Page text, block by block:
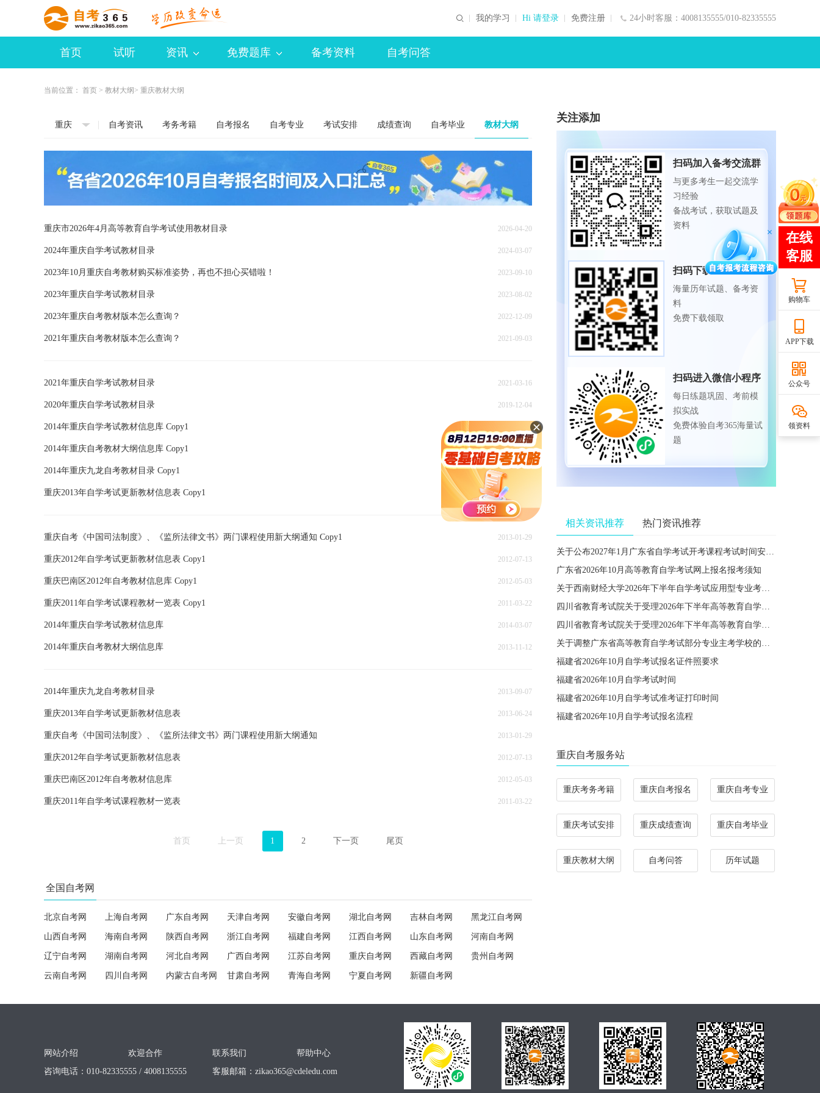
24小时客服：4008135555/010-82335555
我的学习 Hi 请登录 免费注册
首页 试听 资讯 免费题库 备考资料 自考问答
当前位置： 首页 > 教材大纲 > 重庆教材大纲
重庆 自考资讯 考务考籍 自考报名 自考专业 考试安排 成绩查询 自考毕业 教材大纲
重庆市2026年4月高等教育自学考试使用教材目录 2026-04-20
2024年重庆自学考试教材目录 2024-03-07
2023年10月重庆自考教材购买标准姿势，再也不担心买错啦！ 2023-09-10
2023年重庆自学考试教材目录 2023-08-02
2023年重庆自考教材版本怎么查询？ 2022-12-09
2021年重庆自考教材版本怎么查询？ 2021-09-03
2021年重庆自学考试教材目录 2021-03-16
2020年重庆自学考试教材目录 2019-12-04
2014年重庆自学考试教材信息库 Copy1 2014-03-07
2014年重庆自考教材大纲信息库 Copy1 2013-11-12
2014年重庆九龙自考教材目录 Copy1 2013-09-07
重庆2013年自学考试更新教材信息表 Copy1 2013-06-24
重庆自考《中国司法制度》、《监所法律文书》两门课程使用新大纲通知 Copy1 2013-01-29
重庆2012年自学考试更新教材信息表 Copy1 2012-07-13
重庆巴南区2012年自考教材信息库 Copy1 2012-05-03
重庆2011年自学考试课程教材一览表 Copy1 2011-03-22
2014年重庆自学考试教材信息库 2014-03-07
2014年重庆自考教材大纲信息库 2013-11-12
2014年重庆九龙自考教材目录 2013-09-07
重庆2013年自学考试更新教材信息表 2013-06-24
重庆自考《中国司法制度》、《监所法律文书》两门课程使用新大纲通知 2013-01-29
重庆2012年自学考试更新教材信息表 2012-07-13
重庆巴南区2012年自考教材信息库 2012-05-03
重庆2011年自学考试课程教材一览表 2011-03-22
首页 上一页 1 2 下一页 尾页
全国自考网
北京自考网 上海自考网 广东自考网 天津自考网 安徽自考网 湖北自考网 吉林自考网 黑龙江自考网
山西自考网 海南自考网 陕西自考网 浙江自考网 福建自考网 江西自考网 山东自考网 河南自考网
辽宁自考网 湖南自考网 河北自考网 广西自考网 江苏自考网 重庆自考网 西藏自考网 贵州自考网
云南自考网 四川自考网 内蒙古自考网 甘肃自考网 青海自考网 宁夏自考网 新疆自考网
关注添加
扫码加入备考交流群
与更多考生一起交流学
习经验
备战考试，获取试题及
资料
扫码下载APP
海量历年试题、备考资
料
免费下载领取
扫码进入微信小程序
每日练题巩固、考前模
拟实战
免费体验自考365海量试
题
相关资讯推荐 热门资讯推荐
关于公布2027年1月广东省自学考试开考课程考试时间安排和使用教材的通知
广东省2026年10月高等教育自学考试网上报名报考须知
关于西南财经大学2026年下半年自学考试应用型专业考籍更改办理的通知
四川省教育考试院关于受理2026年下半年高等教育自学考试省际转考申请的通告
四川省教育考试院关于受理2026年下半年高等教育自学考试考籍更改申请的通告
关于调整广东省高等教育自学考试部分专业主考学校的通知
福建省2026年10月自学考试报名证件照要求
福建省2026年10月自学考试时间
福建省2026年10月自学考试准考证打印时间
福建省2026年10月自学考试报名流程
重庆自考服务站
重庆考务考籍 重庆自考报名 重庆自考专业
重庆考试安排 重庆成绩查询 重庆自考毕业
重庆教材大纲 自考问答 历年试题
购物车
APP下载
公众号
领资料
网站介绍 欢迎合作 联系我们
帮助中心
咨询电话：010-82335555 / 4008135555
客服邮箱： zikao365@cdeledu.com